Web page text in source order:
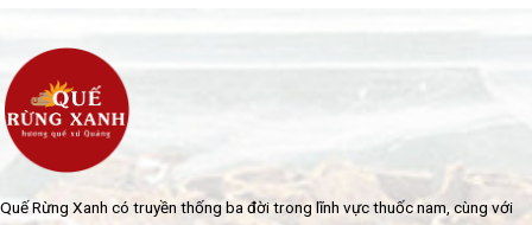
Quế Rừng Xanh có truyền thống ba đời trong lĩnh vực thuốc nam, cùng với